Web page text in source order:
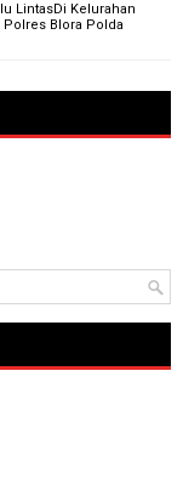
LintasDi Kelurahan
Polres Blora Polda